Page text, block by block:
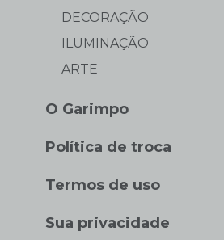
DECORAÇÃO
ILUMINAÇÃO
ARTE
O Garimpo
Política de troca
Termos de uso
Sua privacidade